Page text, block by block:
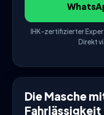
IHK-zertifizierter
Direkt
Die Masche
Fahrlässigkeit